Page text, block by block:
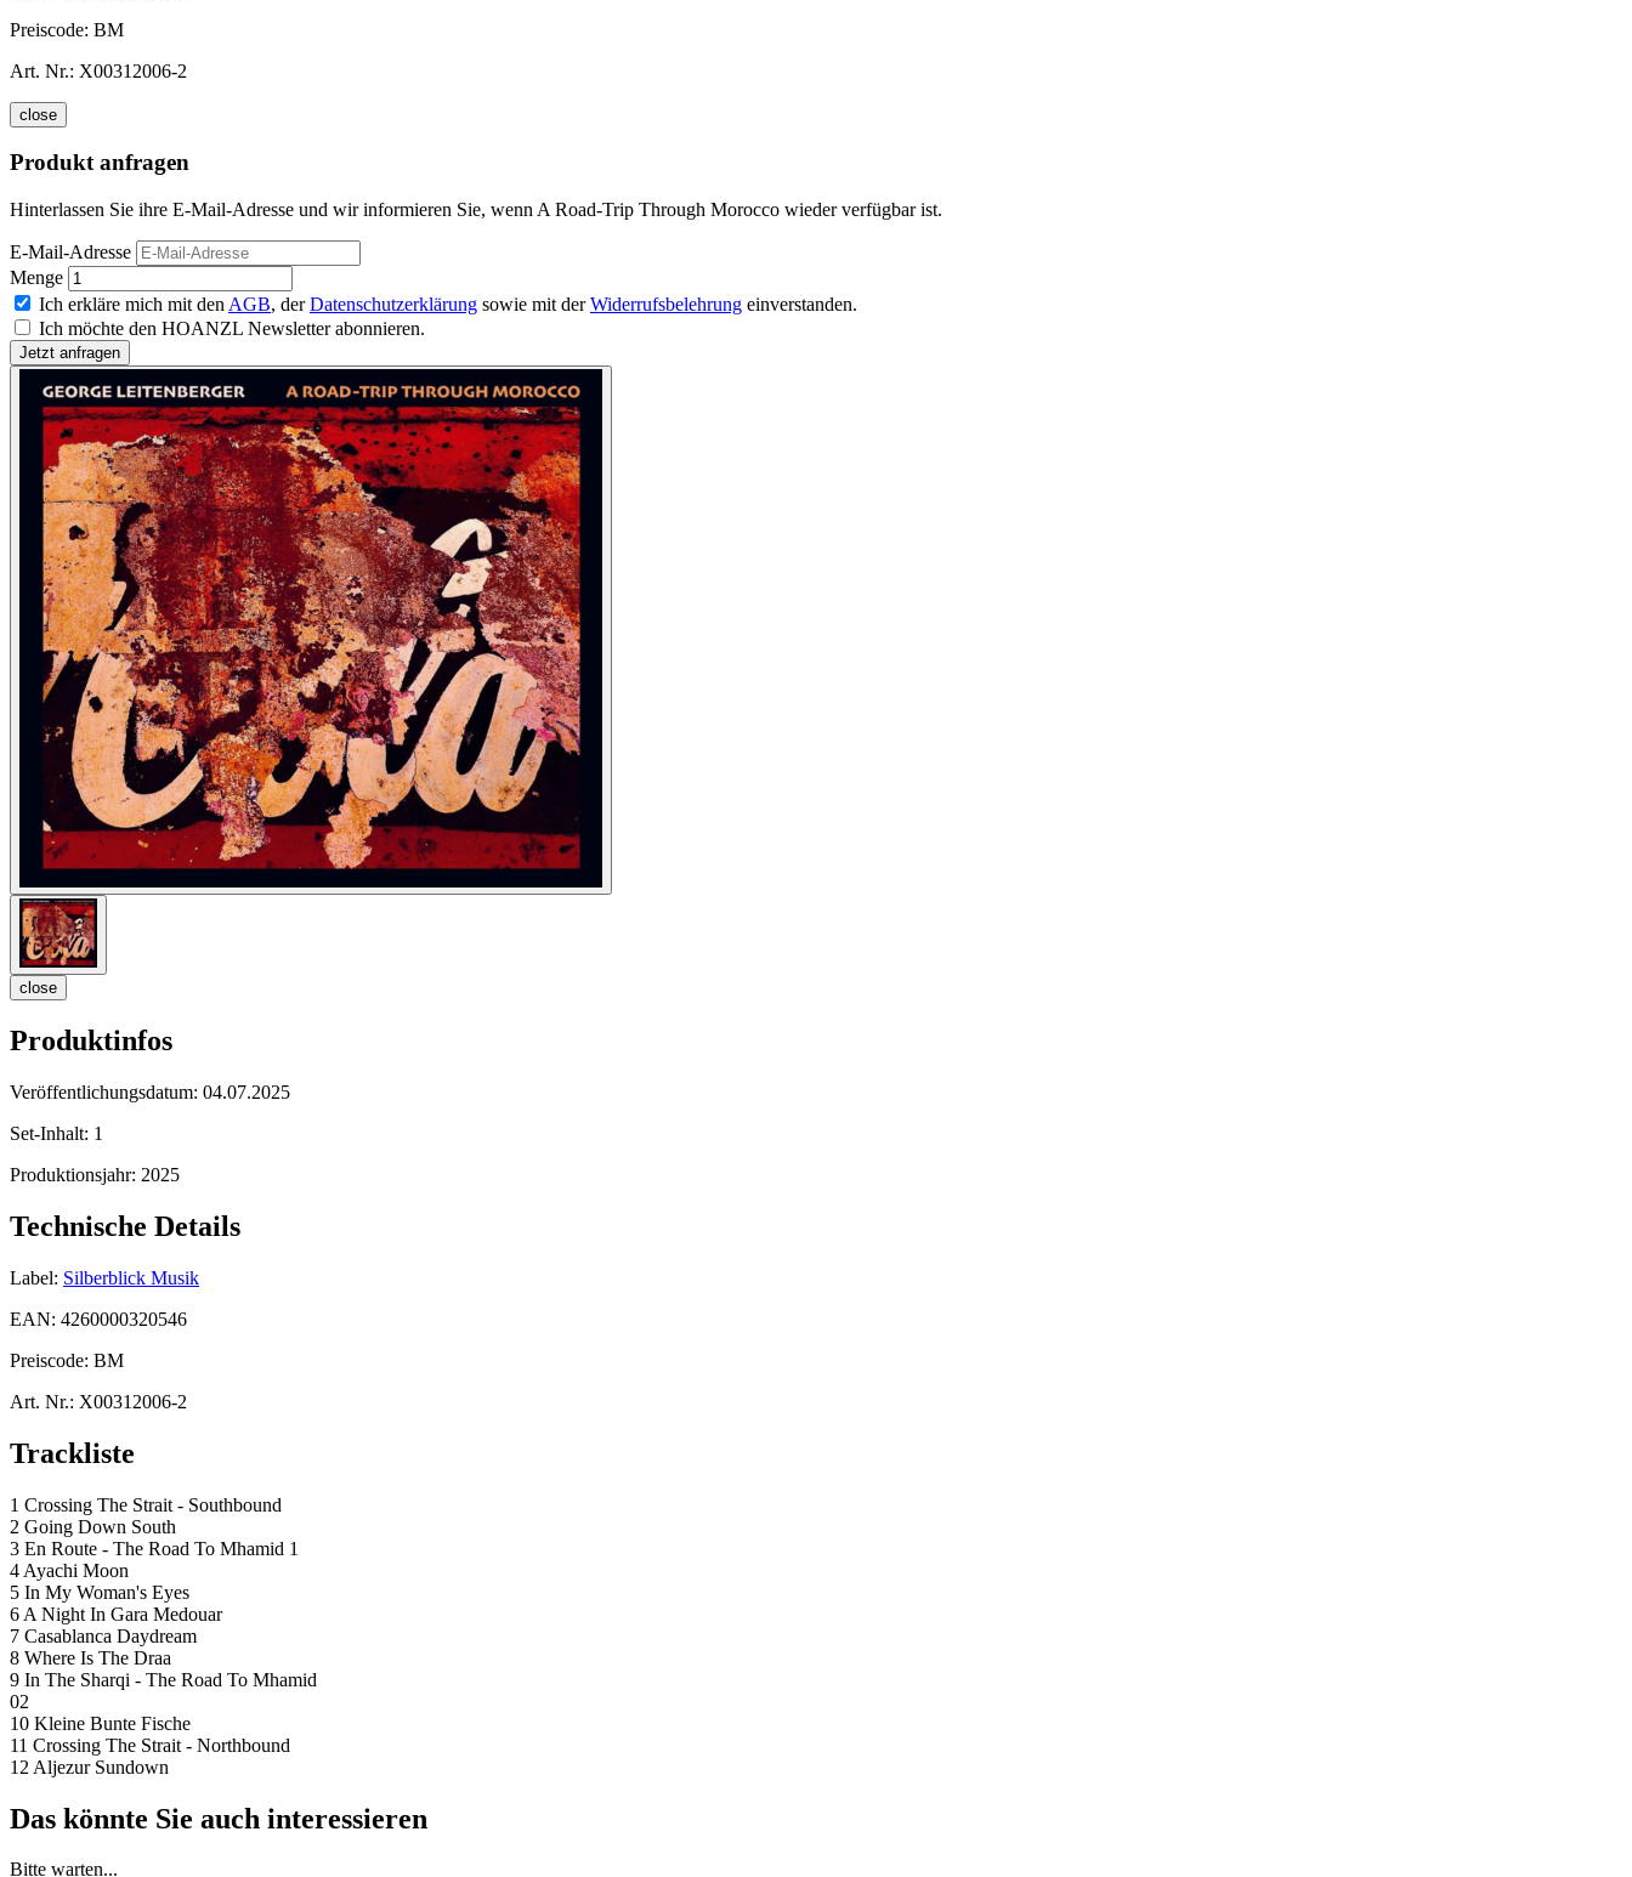
Preiscode: BM
Art. Nr.: X00312006-2
close
Produkt anfragen
Hinterlassen Sie ihre E-Mail-Adresse und wir informieren Sie, wenn A Road-Trip Through Morocco wieder verfügbar ist.
E-Mail-Adresse
Menge
Ich erkläre mich mit den AGB, derDatenschutzerklärung sowie mit derWiderrufsbelehrung einverstanden.
Ich möchte den HOANZL Newsletter abonnieren.
close
Produktinfos
Veröffentlichungsdatum: 04.07.2025
Set-Inhalt: 1
Produktionsjahr: 2025
Technische Details
Label: Silberblick Musik
EAN: 4260000320546
Preiscode: BM
Art. Nr.: X00312006-2
Trackliste
1 Crossing The Strait - Southbound
2 Going Down South
3 En Route - The Road To Mhamid 1
4 Ayachi Moon
5 In My Woman's Eyes
6 A Night In Gara Medouar
7 Casablanca Daydream
8 Where Is The Draa
9 In The Sharqi - The Road To Mhamid
02
10 Kleine Bunte Fische
11 Crossing The Strait - Northbound
12 Aljezur Sundown
Das könnte Sie auch interessieren
Bitte warten...